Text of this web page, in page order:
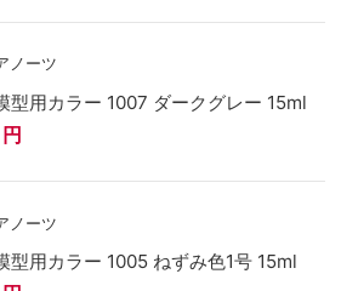
ノーツ
型用カラー 1007 ダークグレー 15ml
円
ノーツ
型用カラー 1005 ねずみ色1号 15ml